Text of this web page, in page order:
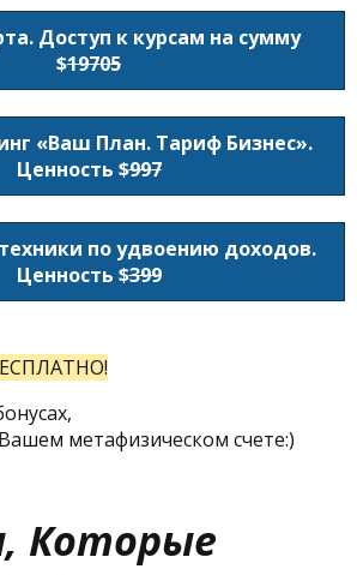
Доступ к курсам на сумму
$19705
«Ваш План. Тариф Бизнес».
Ценность $997
по удвоению доходов.
Ценность $399
метафизическом счете:)
Которые